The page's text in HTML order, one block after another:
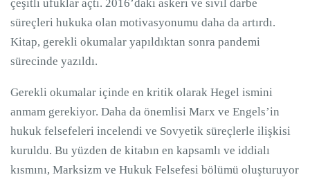
çeşitli ufuklar açtı. 2016’daki askeri ve sivil darbe
süreçleri hukuka olan motivasyonumu daha da artırdı.
Kitap, gerekli okumalar yapıldıktan sonra pandemi
sürecinde yazıldı.
Gerekli okumalar içinde en kritik olarak Hegel ismini
anmam gerekiyor. Daha da önemlisi Marx ve Engels’in
hukuk felsefeleri incelendi ve Sovyetik süreçlerle ilişkisi
kuruldu. Bu yüzden de kitabın en kapsamlı ve iddialı
kısmını, Marksizm ve Hukuk Felsefesi bölümü oluşturuyor